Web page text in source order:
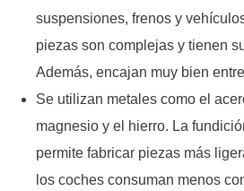
suspensiones, frenos y
piezas son complejas y tienen
Además, encajan muy bien
Se utilizan metales como el
magnesio y el hierro. La
permite fabricar piezas más
los coches consuman menos